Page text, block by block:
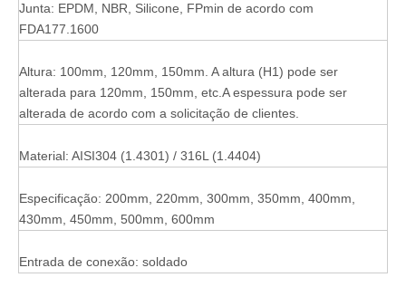
Junta: EPDM, NBR, Silicone, FPmin de acordo com
FDA177.1600
Altura: 100mm, 120mm, 150mm. A altura (H1) pode ser
alterada para 120mm, 150mm, etc.A espessura pode ser
alterada de acordo com a solicitação de clientes.
Material: AISI304 (1.4301) / 316L (1.4404)
Especificação: 200mm, 220mm, 300mm, 350mm, 400mm,
430mm, 450mm, 500mm, 600mm
Entrada de conexão: soldado